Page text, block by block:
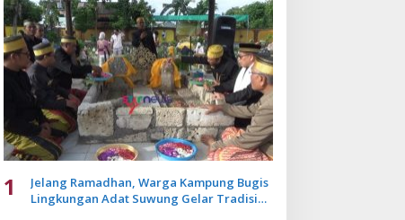
1
Jelang Ramadhan, Warga Kampung Bugis
Lingkungan Adat Suwung Gelar Tradisi